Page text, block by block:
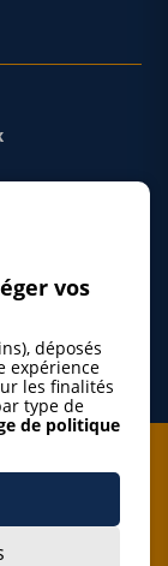
vos
déposés
expérience
les finalités
type de
de politique